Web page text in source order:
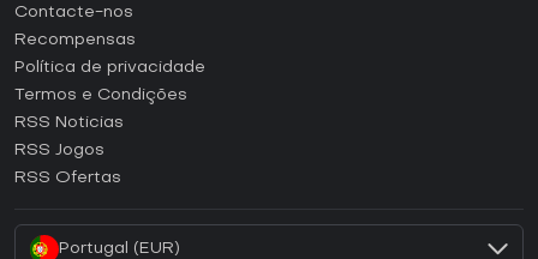
Como ativar uma CD Key Steam?
Como ativar uma CD Key Epic Games?
Como ativar uma CD Key GOG?
Como ativar uma CD Key Ubisoft Connect?
Contacte-nos
Recompensas
Política de privacidade
Termos e Condições
RSS Noticias
RSS Jogos
RSS Ofertas
Portugal (EUR)